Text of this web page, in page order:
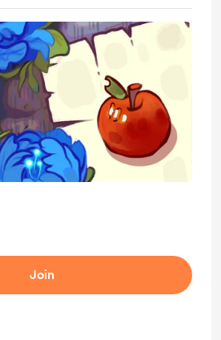
Join